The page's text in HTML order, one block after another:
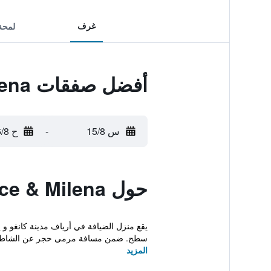
غرف
أفضل صفقات Villa Grace & Milena
س 15/8 - ح 16/8
حول Villa Grace & Milena
يقع منزل الضيافة في أرياف مدينة
سطح. ضمن مسافة مرمى حجر عن
المزيد